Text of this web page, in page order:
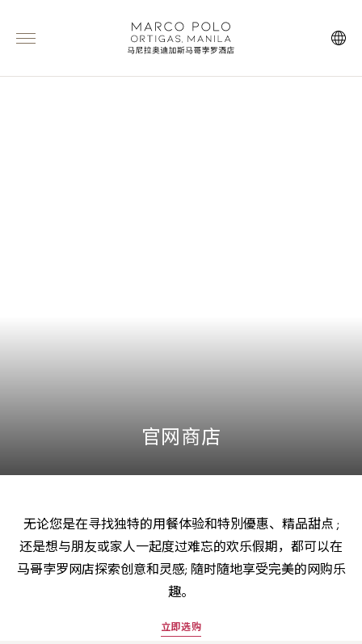
官网商店
无论您是在寻找独特的用餐体验和特別優惠、精品甜点 ;
还是想与朋友或家人一起度过难忘的欢乐假期，都可以在
马哥孛罗网店探索创意和灵感; 隨时隨地享受完美的网购乐
趣。
立即选购